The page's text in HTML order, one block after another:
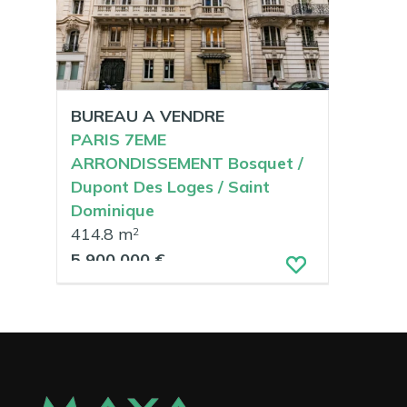
BUREAU A VENDRE
PARIS 7EME
ARRONDISSEMENT Bosquet /
Dupont Des Loges / Saint
Dominique
414.8 m2
5 900 000 €